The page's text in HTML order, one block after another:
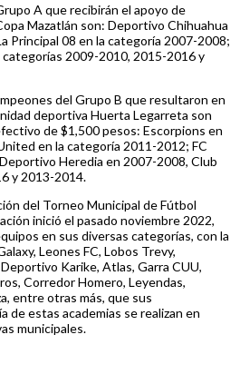
A que recibirán el apoyo de
Mazatlán son: Deportivo Chihuahua
Principal 08 en la categoría 2007-2008;
2009-2010, 2015-2016 y
del Grupo B que resultaron en
deportiva Huerta Legarreta son
de $1,500 pesos: Escorpions en
en la categoría 2011-2012; FC
Heredia en 2007-2008, Club
y 2013-2014.
del Torneo Municipal de Fútbol
inició el pasado noviembre 2022,
en sus diversas categorías, con la
Leones FC, Lobos Trevy,
Karike, Atlas, Garra CUU,
Corredor Homero, Leyendas,
entre otras más, que sus
de estas academias se realizan en
municipales.